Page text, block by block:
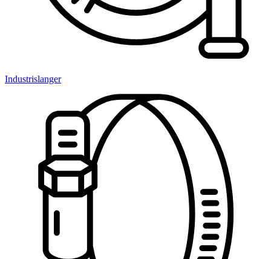
Industrislanger